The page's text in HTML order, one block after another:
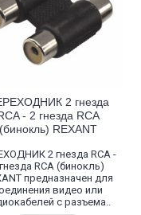
2 гнезда
- 2 гнезда RCA
(бинокль) REXANT
2 гнезда RCA -
RCA (бинокль)
предназначен для
видео или
с разъема..